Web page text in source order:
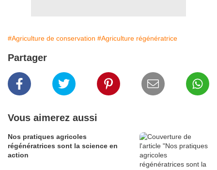
#Agriculture de conservation #Agriculture régénératrice
Partager
Vous aimerez aussi
Nos pratiques agricoles
régénératrices sont la science en
action